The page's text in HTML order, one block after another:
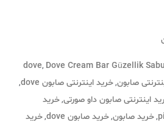
dove, Dove Cream Bar Güzellik
صابون,خرید اینترنتی صابون dove ,
اینترنتی صابون داو صورتی,خرید
,خرید صابون,خرید صابون dove ,خرید